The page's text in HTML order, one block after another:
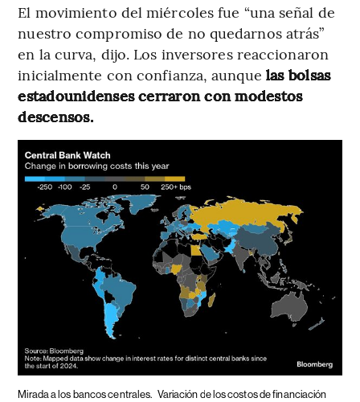
El movimiento del miércoles fue “una señal de
nuestro compromiso de no quedarnos atrás”
en la curva, dijo. Los inversores reaccionaron
inicialmente con confianza, aunque las bolsas
estadounidenses cerraron con modestos
descensos.
Mirada a los bancos centrales. Variación de los costos de financiación